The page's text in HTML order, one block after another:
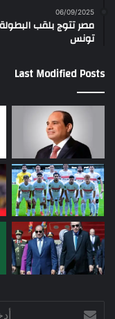
06/09/2025
مصر تتوج بلقب
تونس
Last Modified Posts